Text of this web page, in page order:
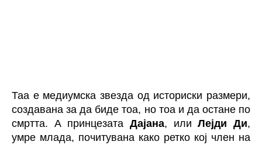
Таа е медиумска звезда од историски размери,
создавана за да биде тоа, но тоа и да остане по
смртта. А принцезата Дајана, илиЛејди Ди,
умре млада, почитувана како ретко кој член на